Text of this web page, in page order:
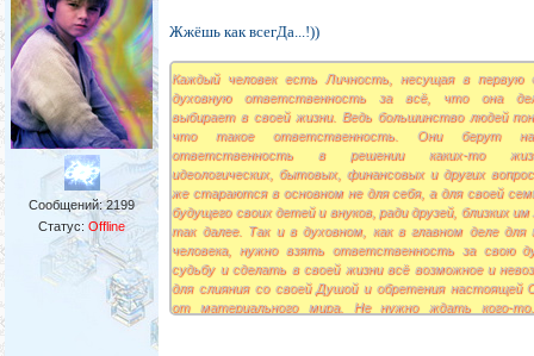
Сообщений:2199
Статус:Offline
Жжёшь как всегДа...!))
Каждый человек есть Личность, несущая в первую
духовную ответственность за всё, что она
выбирает в своей жизни. Ведь большинство людей
что такое ответственность. Они берут
ответственность в решении каких-то
идеологических, бытовых, финансовых и других
же стараются в основном не для себя, а для своей
будущего своих детей и внуков, ради друзей, близких им
так далее. Так и в духовном, как в главном деле для
человека, нужно взять ответственность за свою
судьбу и сделать в своей жизни всё возможное и
для слияния со своей Душой и обретения настоящей
от материального мира. Не нужно ждать кого-